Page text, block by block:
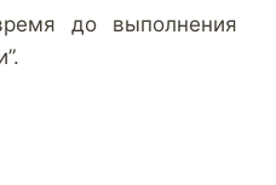
до выполнения